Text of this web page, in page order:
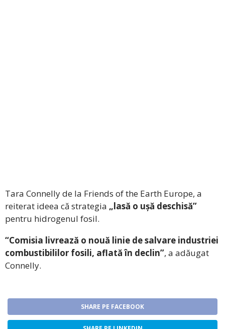
Tara Connelly de la Friends of the Earth Europe, a
reiterat ideea că strategia „lasă o ușă deschisă”
pentru hidrogenul fosil.
“Comisia livrează o nouă linie de salvare industriei
combustibililor fosili, aflată în declin”, a adăugat
Connelly.
SHARE PE FACEBOOK